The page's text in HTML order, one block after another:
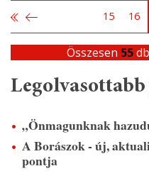
15 16
Összesen 55
Legolvasottabb
„Önmagunknak
A Borászok - új,
pontja